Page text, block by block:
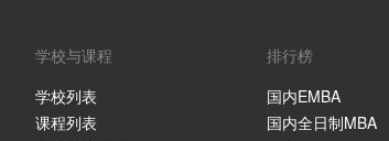
学校与课程
学校列表
课程列表
排行榜
国内EMBA
国内全日制MBA